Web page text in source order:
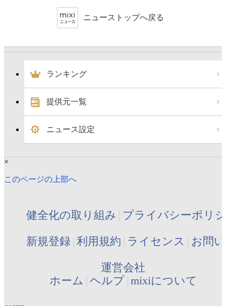
ニューストップへ戻る
ランキング
提供元一覧
ニュース設定
×
このページの上部へ
健全化の取り組み プライバシーポリ
新規登録 利用規約 ライセンス お問
運営会社
ホーム ヘルプ mixiについて